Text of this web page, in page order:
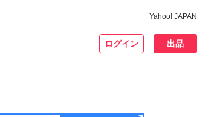
Yahoo! JAPAN
ログイン 出品